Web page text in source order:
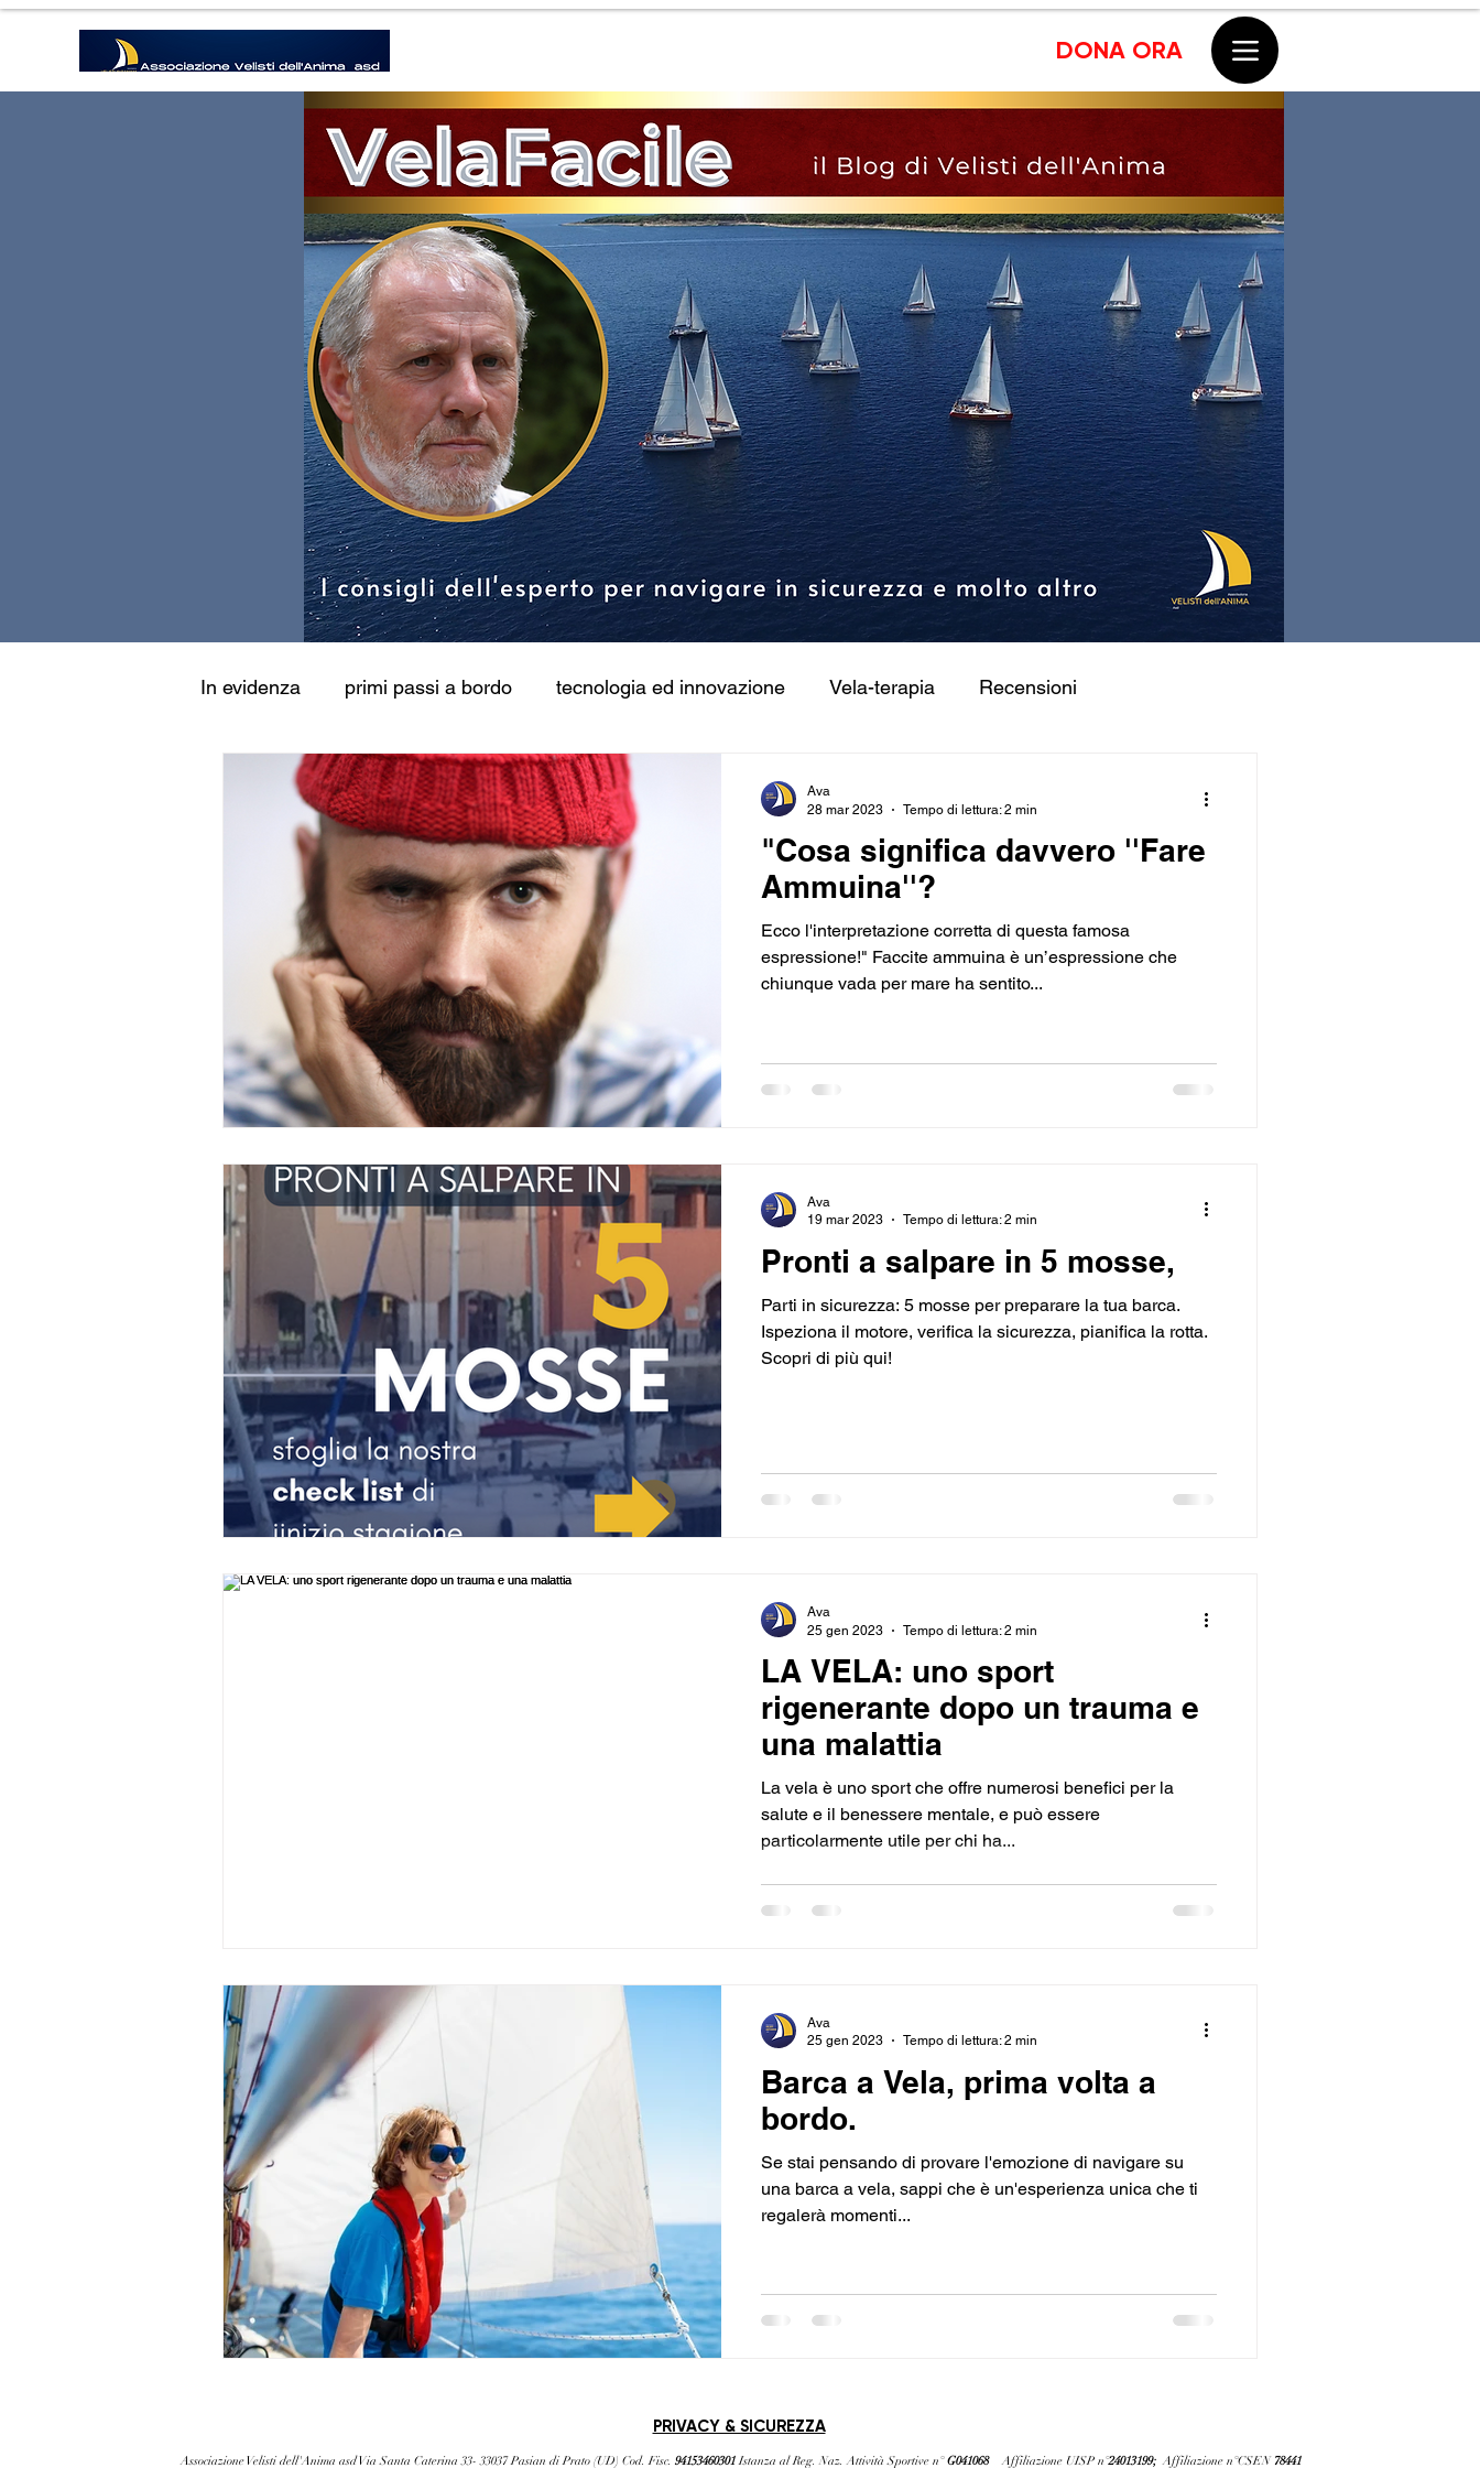
DONA ORA
In evidenza primi passi a bordo tecnologia ed innovazione Vela-terapia Recensioni
"Cosa significa davvero ''Fare
Ammuina''?
Ecco l'interpretazione corretta di questa famosa
espressione!" Faccite ammuina è un’espressione che
chiunque vada per mare ha sentito...
Ava
28 mar 2023
Tempo di lettura: 2 min
Pronti a salpare in 5 mosse,
Parti in sicurezza: 5 mosse per preparare la tua barca.
Ispeziona il motore, verifica la sicurezza, pianifica la rotta.
Scopri di più qui!
Ava
19 mar 2023
Tempo di lettura: 2 min
LA VELA: uno sport
rigenerante dopo un trauma e
una malattia
La vela è uno sport che offre numerosi benefici per la
salute e il benessere mentale, e può essere
particolarmente utile per chi ha...
Ava
25 gen 2023
Tempo di lettura: 2 min
Barca a Vela, prima volta a
bordo.
Se stai pensando di provare l'emozione di navigare su
una barca a vela, sappi che è un'esperienza unica che ti
regalerà momenti...
Ava
25 gen 2023
Tempo di lettura: 2 min
PRIVACY & SICUREZZA​
Associazione Velisti dell'Anima asd Via Santa Caterina 33- 33037 Pasian di Prato (UD) Cod. Fisc. 94153460301Istanza al Reg. Naz. Attività Sportive n°G041068Affiliazione UISP n°24013199;Affiliazione n°CSEN78441